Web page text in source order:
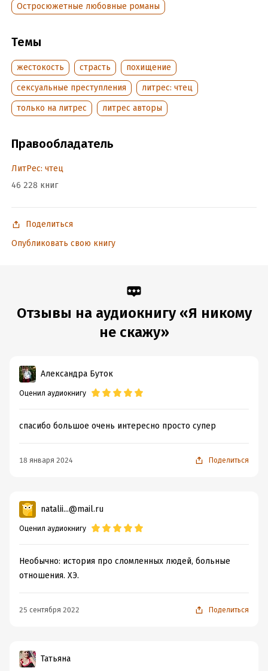
Остросюжетные любовные романы
Темы
жестокость страсть
похищение
сексуальные преступления
литрес: чтец
только на литрес
литрес авторы
Правообладатель
ЛитРес: чтец
46 228 книг
Поделиться
Опубликовать свою книгу
Отзывы на аудиокнигу «Я никому
не скажу»
Александра Буток
Оценил аудиокнигу
спасибо большое очень интересно просто супер
18 января 2024 Поделиться
natalii...@mail.ru
Оценил аудиокнигу
Необычно: история про сломленных людей, больные
отношения. ХЭ.
25 сентября 2022 Поделиться
Татьяна